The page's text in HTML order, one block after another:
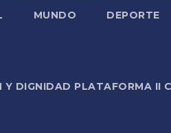
MUNDO DEPORTE
DIGNIDAD PLATAFORMA II